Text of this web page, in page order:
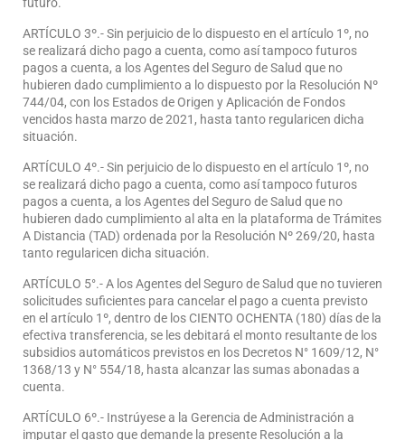
ARTÍCULO 3º.- Sin perjuicio de lo dispuesto en el artículo 1º, no
se realizará dicho pago a cuenta, como así tampoco futuros
pagos a cuenta, a los Agentes del Seguro de Salud que no
hubieren dado cumplimiento a lo dispuesto por la Resolución Nº
744/04, con los Estados de Origen y Aplicación de Fondos
vencidos hasta marzo de 2021, hasta tanto regularicen dicha
situación.
ARTÍCULO 4º.- Sin perjuicio de lo dispuesto en el artículo 1º, no
se realizará dicho pago a cuenta, como así tampoco futuros
pagos a cuenta, a los Agentes del Seguro de Salud que no
hubieren dado cumplimiento al alta en la plataforma de Trámites
A Distancia (TAD) ordenada por la Resolución Nº 269/20, hasta
tanto regularicen dicha situación.
ARTÍCULO 5°.- A los Agentes del Seguro de Salud que no tuvieren
solicitudes suficientes para cancelar el pago a cuenta previsto
en el artículo 1º, dentro de los CIENTO OCHENTA (180) días de la
efectiva transferencia, se les debitará el monto resultante de los
subsidios automáticos previstos en los Decretos N° 1609/12, N°
1368/13 y N° 554/18, hasta alcanzar las sumas abonadas a
cuenta.
ARTÍCULO 6º.- Instrúyese a la Gerencia de Administración a
imputar el gasto que demande la presente Resolución a la